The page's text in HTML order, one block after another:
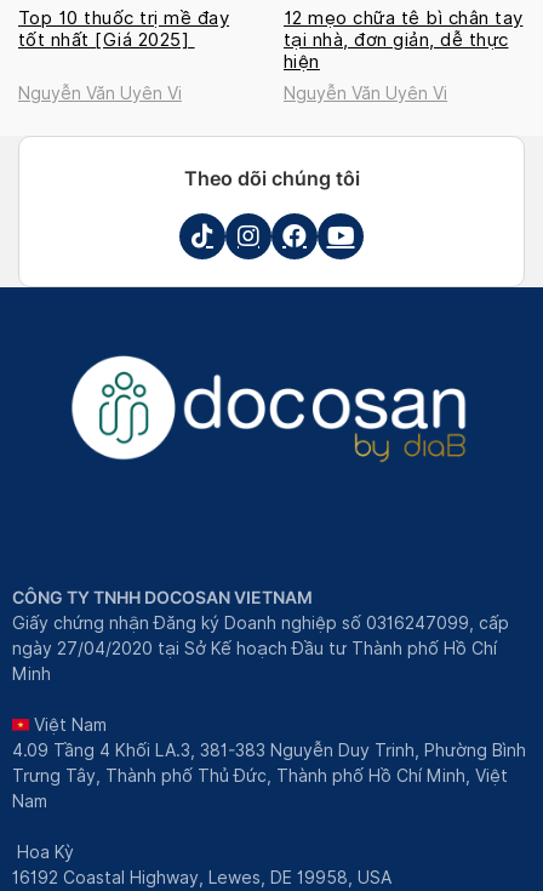
Top 10 thuốc trị mề đay
tốt nhất [Giá 2025]
Nguyễn Văn Uyên Vi
12 mẹo chữa tê bì chân tay
tại nhà, đơn giản, dễ thực
hiện
Nguyễn Văn Uyên Vi
Theo dõi chúng tôi
CÔNG TY TNHH DOCOSAN VIETNAM
Giấy chứng nhận Đăng ký Doanh nghiệp số 0316247099, cấp
ngày 27/04/2020 tại Sở Kế hoạch Đầu tư Thành phố Hồ Chí
Minh
Việt Nam
4.09 Tầng 4 Khối LA.3, 381-383 Nguyễn Duy Trinh, Phường Bình
Trưng Tây, Thành phố Thủ Đức, Thành phố Hồ Chí Minh, Việt
Nam
Hoa Kỳ
16192 Coastal Highway, Lewes, DE 19958, USA